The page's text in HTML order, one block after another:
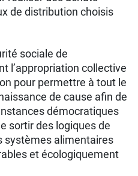
de distribution choisis
sociale de
l’appropriation collective
pour permettre à tout le
de cause afin de
démocratiques
sortir des logiques de
systèmes alimentaires
et écologiquement